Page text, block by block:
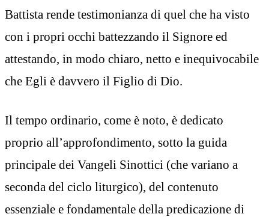
Battista rende testimonianza di quel che ha visto
con i propri occhi battezzando il Signore ed
attestando, in modo chiaro, netto e inequivocabile
che Egli è davvero il Figlio di Dio.
Il tempo ordinario, come è noto, è dedicato
proprio all’approfondimento, sotto la guida
principale dei Vangeli Sinottici (che variano a
seconda del ciclo liturgico), del contenuto
essenziale e fondamentale della predicazione di